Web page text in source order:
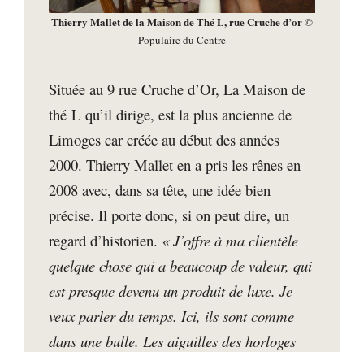
Thierry Mallet de la Maison de Thé L, rue Cruche d’or©
Populaire du Centre
Située au 9 rue Cruche d’Or, La Maison de
thé L qu’il dirige, est la plus ancienne de
Limoges car créée au début des années
2000. Thierry Mallet en a pris les rênes en
2008 avec, dans sa tête, une idée bien
précise. Il porte donc, si on peut dire, un
regard d’historien. « J’offre à ma clientèle
quelque chose qui a beaucoup de valeur, qui
est presque devenu un produit de luxe. Je
veux parler du temps. Ici, ils sont comme
dans une bulle. Les aiguilles des horloges